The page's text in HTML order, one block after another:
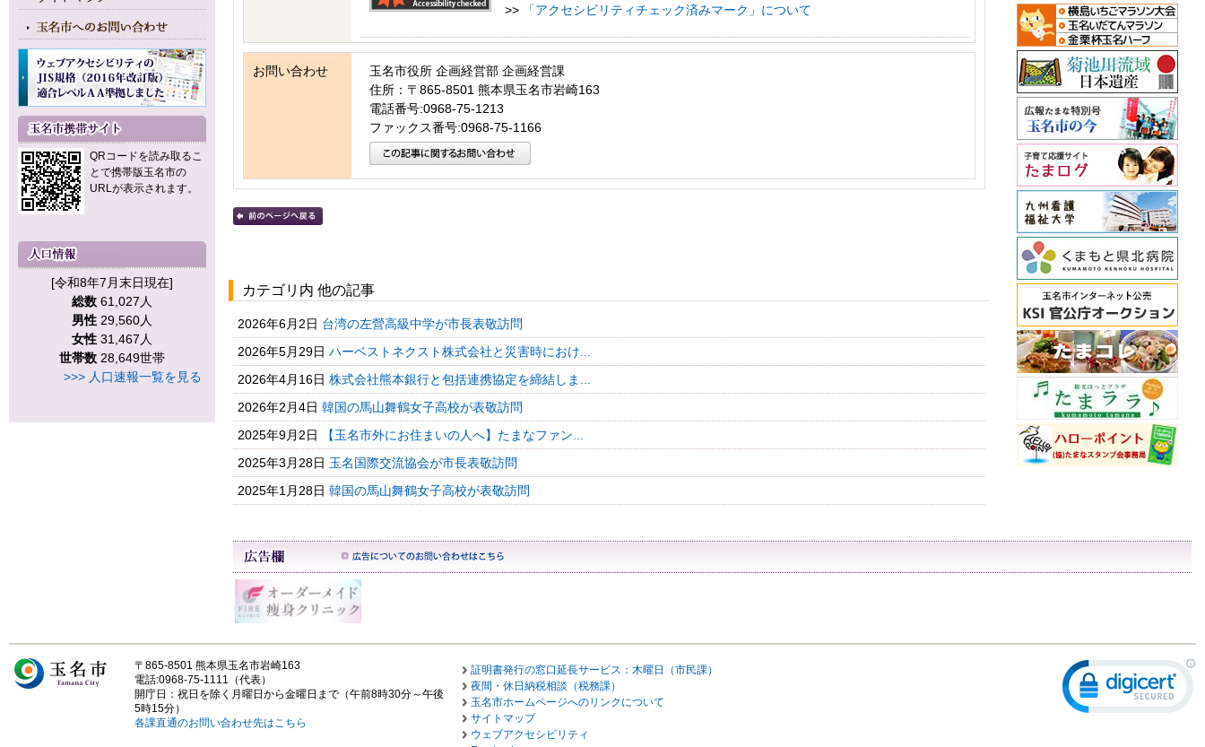
QRコードを読み取るこ
とで携帯版玉名市の
URLが表示されます。
[令和8年7月末日現在]
総数 61,027人
男性 29,560人
女性 31,467人
世帯数 28,649世帯
>>> 人口速報一覧を見る
>>
「アクセシビリティチェック済みマーク」について
お問い合わせ
玉名市役所 企画経営部 企画経営課
住所：〒865-8501 熊本県玉名市岩崎163
電話番号:0968-75-1213
ファックス番号:0968-75-1166
カテゴリ内 他の記事
2026年6月2日 台湾の左營高級中学が市長表敬訪問
2026年5月29日 ハーベストネクスト株式会社と災害時におけ...
2026年4月16日 株式会社熊本銀行と包括連携協定を締結しま...
2026年2月4日 韓国の馬山舞鶴女子高校が表敬訪問
2025年9月2日
【玉名市外にお住まいの人へ】たまなファン...
2025年3月28日 玉名国際交流協会が市長表敬訪問
2025年1月28日 韓国の馬山舞鶴女子高校が表敬訪問
〒865-8501 熊本県玉名市岩崎163
電話:0968-75-1111（代表）
開庁日：祝日を除く月曜日から金曜日まで（午前8時30分～午後
5時15分）
各課直通のお問い合わせ先はこちら
証明書発行の窓口延長サービス：木曜日（市民課）
夜間・休日納税相談（税務課）
玉名市ホームページへのリンクについて
サイトマップ
ウェブアクセシビリティ